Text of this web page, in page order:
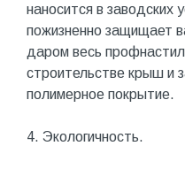
наносится в заводских
пожизненно защищает
даром весь
строительстве крыш и
полимерное покрытие.
4. Экологичность.